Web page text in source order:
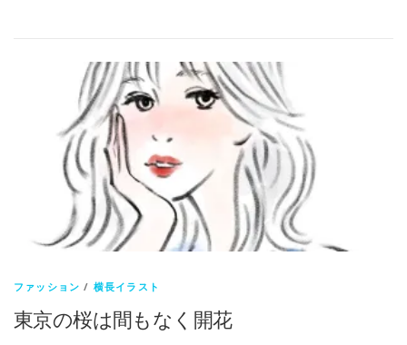
ファッション / 横長イラスト
東京の桜は間もなく開花